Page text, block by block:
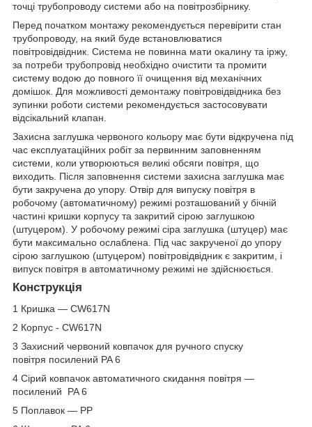
точці трубопроводу системи або на повітрозбірнику.
Перед початком монтажу рекомендується перевірити стан
трубопроводу, на який буде встановлюватися
повітровідвідник. Система не повинна мати окалину та іржу,
за потреби трубопровід необхідно очистити та промити
систему водою до повного її очищення від механічних
домішок. Для можливості демонтажу повітровідвідника без
зупинки роботи системи рекомендується застосовувати
відсікальний клапан.
Захисна заглушка червоного кольору має бути відкручена під
час експлуатаційних робіт за первинним заповненням
системи, коли утворюються великі обсяги повітря, що
виходить. Після заповнення системи захисна заглушка має
бути закручена до упору. Отвір для випуску повітря в
робочому (автоматичному) режимі розташований у бічній
частині кришки корпусу та закритий сірою заглушкою
(штуцером). У робочому режимі сіра заглушка (штуцер) має
бути максимально ослаблена. Під час закрученої до упору
сірою заглушкою (штуцером) повітровідвідник є закритим, і
випуск повітря в автоматичному режимі не здійснюється.
Конструкція
1 Кришка — CW617N
2 Корпус - CW617N
3 Захисний червоний ковпачок для ручного спуску
повітря посилений PA6
4 Сірий ковпачок автоматичного скидання повітря —
посилений
PA 6
5 Поплавок — РР